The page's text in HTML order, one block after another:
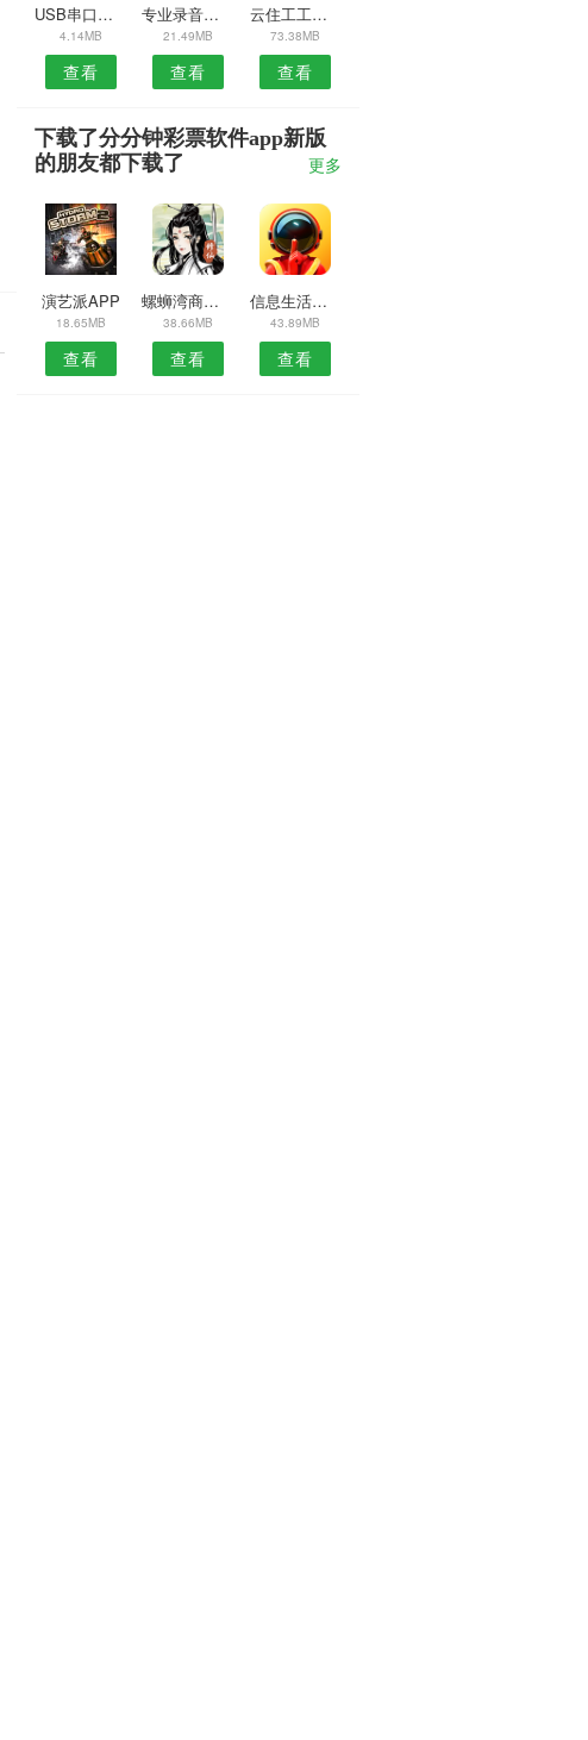
USB串口调试助手APP
4.14MB
查看
专业录音安卓版
21.49MB
查看
云住工工人版安卓版
73.38MB
查看
下载了分分钟彩票软件app新版
的朋友都下载了
更多
演艺派APP
18.65MB
查看
螺蛳湾商城安卓版
38.66MB
查看
信息生活圈APP
43.89MB
查看